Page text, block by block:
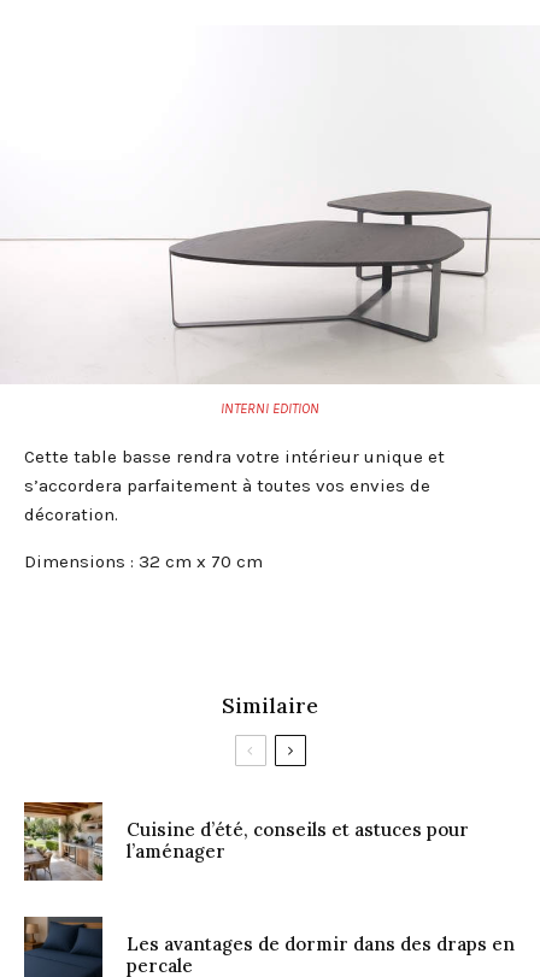
INTERNI EDITION
Cette table basse rendra votre intérieur unique et
s’accordera parfaitement à toutes vos envies de
décoration.
Dimensions : 32 cm x 70 cm
Similaire
Cuisine d’été, conseils et astuces pour
l’aménager
Les avantages de dormir dans des draps en
percale